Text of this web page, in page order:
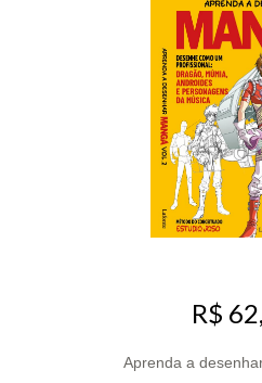
R$
Aprenda a